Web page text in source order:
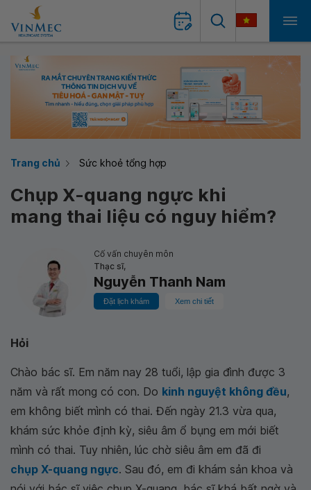
Trang chủ Sức khoẻ tổng hợp
Chụp X-quang ngực khi
mang thai liệu có nguy hiểm?
Cố vấn chuyên môn
Thạc sĩ,
Nguyễn Thanh Nam
Đặt lịch khám Xem chi tiết
Hỏi
Chào bác sĩ. Em năm nay 28 tuổi, lập gia đình được 3
năm và rất mong có con. Do kinh nguyệt không đều,
em không biết mình có thai. Đến ngày 21.3 vừa qua,
khám sức khỏe định kỳ, siêu âm ổ bụng em mới biết
mình có thai. Tuy nhiên, lúc chờ siêu âm em đã đi
chụp X-quang ngực. Sau đó, em đi khám sản khoa và